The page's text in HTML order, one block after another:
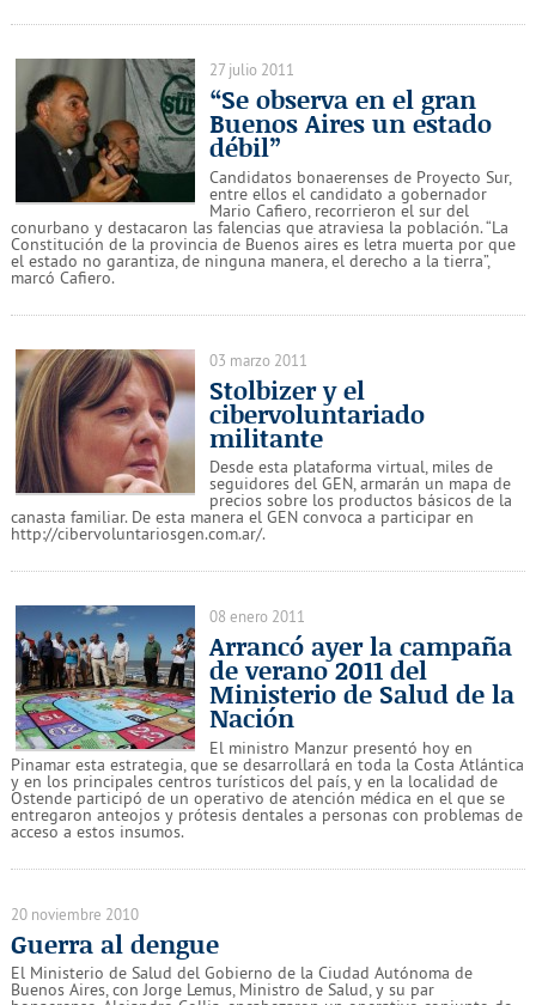
27 julio 2011
“Se observa en el gran
Buenos Aires un estado
débil”
Candidatos bonaerenses de Proyecto Sur,
entre ellos el candidato a gobernador
Mario Cafiero, recorrieron el sur del
conurbano y destacaron las falencias que atraviesa la población. “La
Constitución de la provincia de Buenos aires es letra muerta por que
el estado no garantiza, de ninguna manera, el derecho a la tierra”,
marcó Cafiero.
03 marzo 2011
Stolbizer y el
cibervoluntariado
militante
Desde esta plataforma virtual, miles de
seguidores del GEN, armarán un mapa de
precios sobre los productos básicos de la
canasta familiar. De esta manera el GEN convoca a participar en
http://cibervoluntariosgen.com.ar/.
08 enero 2011
Arrancó ayer la campaña
de verano 2011 del
Ministerio de Salud de la
Nación
El ministro Manzur presentó hoy en
Pinamar esta estrategia, que se desarrollará en toda la Costa Atlántica
y en los principales centros turísticos del país, y en la localidad de
Ostende participó de un operativo de atención médica en el que se
entregaron anteojos y prótesis dentales a personas con problemas de
acceso a estos insumos.
20 noviembre 2010
Guerra al dengue
El Ministerio de Salud del Gobierno de la Ciudad Autónoma de
Buenos Aires, con Jorge Lemus, Ministro de Salud, y su par